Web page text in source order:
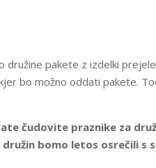
družine pakete z izdelki
bo možno oddati pakete.
čudovite praznike za
bomo letos osrečili s